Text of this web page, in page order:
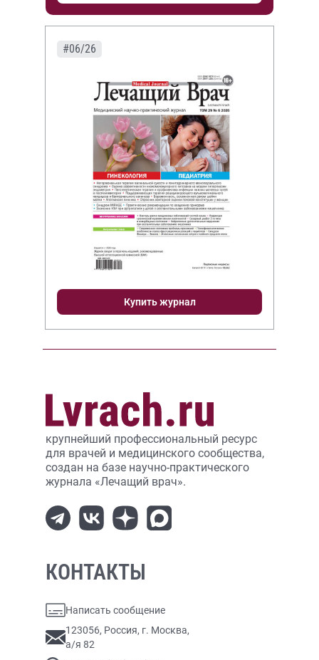
#06/26
Купить журнал
крупнейший профессиональный ресурс
для врачей и медицинского сообщества,
создан на базе научно-практического
журнала «Лечащий врач».
КОНТАКТЫ
Написать сообщение
123056, Россия, г. Москва,
а/я 82